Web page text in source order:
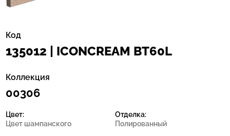
Код
135012 | ICONCREAM BT60L
Коллекция
00306
Цвет:
Цвет шампанcкого
Отделка:
Полированный